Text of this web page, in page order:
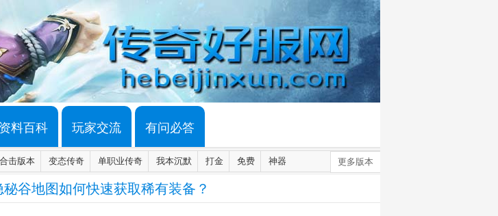
资料百科 玩家交流 有问必答
击版本 变态传奇 单职业传奇 我本沉默 打金 免费 神器 更多版本
秘谷地图如何快速获取稀有装备？